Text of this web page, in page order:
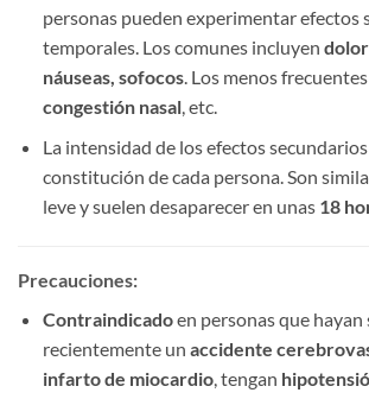
personas pueden experimentar efectos
temporales. Los comunes incluyen ​
náuseas, sofocos. Los menos
congestión nasal, etc.
La intensidad de los efectos
constitución de cada persona. Son
leve y suelen desaparecer en unas ​ 18
Precauciones:​
Contraindicado en personas que
recientemente un ​ accidente
infarto de miocardio, tengan ​